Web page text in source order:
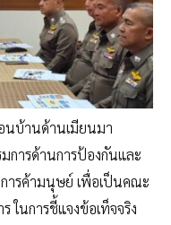
นบ้านด้านเมียนมา
การด้านการป้องกันและ
ารค้ามนุษย์ เพื่อเป็นคณะ
ในการชี้แจงข้อเท็จจริง